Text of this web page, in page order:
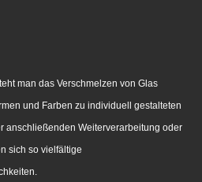
man das Verschmelzen von Glas
und Farben zu individuell gestalteten
anschließenden Weiterverarbeitung oder
sich so vielfältige